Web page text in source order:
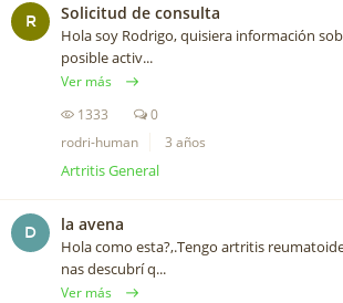
R Solicitud de consulta
Hola soy Rodrigo, quisiera información
posible activ...
Ver más
1333
0
rodri-human
3 años
Artritis General
D la avena
Hola como esta?,.Tengo artritis
nas descubrí q...
Ver más